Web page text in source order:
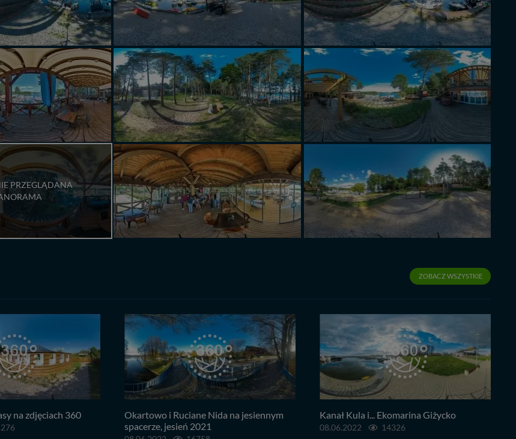
PRZEGLĄDANA
ZOBACZ WSZYSTKIE
na zdjęciach 360
Okartowo i Ruciane Nida na jesiennym
spacerze, jesień 2021
Kanał Kula i... Ekomarina Giżycko
08.06.2022 14326